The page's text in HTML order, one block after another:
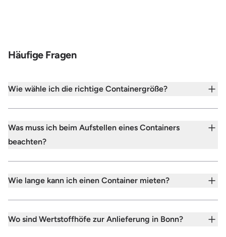
Häufige Fragen
Wie wähle ich die richtige Containergröße?
Was muss ich beim Aufstellen eines Containers
beachten?
Wie lange kann ich einen Container mieten?
Wo sind Wertstoffhöfe zur Anlieferung in Bonn?